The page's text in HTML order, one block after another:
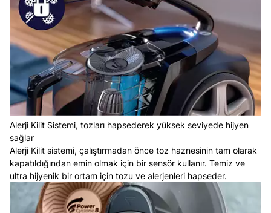
Alerji Kilit Sistemi, tozları hapsederek yüksek seviyede hijyen
sağlar
Alerji Kilit sistemi, çalıştırmadan önce toz haznesinin tam olarak
kapatıldığından emin olmak için bir sensör kullanır. Temiz ve
ultra hijyenik bir ortam için tozu ve alerjenleri hapseder.